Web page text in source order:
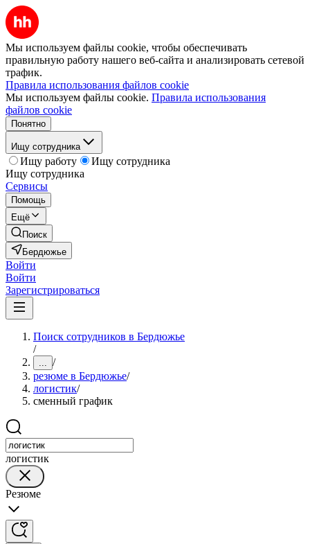
Мы используем файлы cookie, чтобы обеспечивать
правильную работу нашего веб-сайта и анализировать сетевой
трафик.
Правила использования файлов cookie
Мы используем файлы cookie. Правила использования
файлов cookie
Понятно
Ищу сотрудника
Ищу работу
Ищу сотрудника
Ищу сотрудника
Сервисы
Помощь
Ещё
Поиск
Бердюжье
Войти
Войти
Зарегистрироваться
Поиск сотрудников в Бердюжье
/
... /
резюме в Бердюжье/
логистик/
сменный график
логистик
Резюме